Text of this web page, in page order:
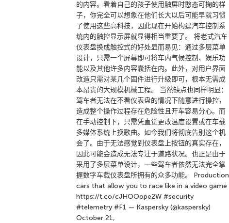
的内容。看着自己的孩子使用触屏时憨态可掬的样
子，你完全可以想象在他们长大以后可能早就习惯
了使用这些高科技，因此现在开始构建汽车控制系
统内的触控显示屏就显得相当重要了。 将老式汽车
仪表盘换成触控式的好处显而易见：通过多层菜单
设计，只需一个屏幕即可将车内气候控制、娱乐功
能以及其他许多内容囊括在内。此外，对用户界面
改造只需对某几个固件进行升级即可，根本无需成
本昂贵的大规模机械工程。 当然缺点也同样明显：
驾车者无法在不看仪表盘的情况下随意进行操控，
造成整个操作过程存在危险性且开车容易分心。而
在手动控制下，只需凭直觉更改温度设置或在车载
多媒体系统上换歌曲。如今我们将彻底告别这个机
会了。由于无法感觉到仪表盘上按钮的真实存在，
因此可能会造成无法专注于道路状况。也正是由于
采用了多层菜单设计，一些驾车者依然无法完全掌
握数字车载仪表盘所拥有的众多功能。 Production
cars that allow you to race like in a video game
https://t.co/cJHOOope2W #security
#telemetry #F1 — Kaspersky (@kaspersky)
October 21,